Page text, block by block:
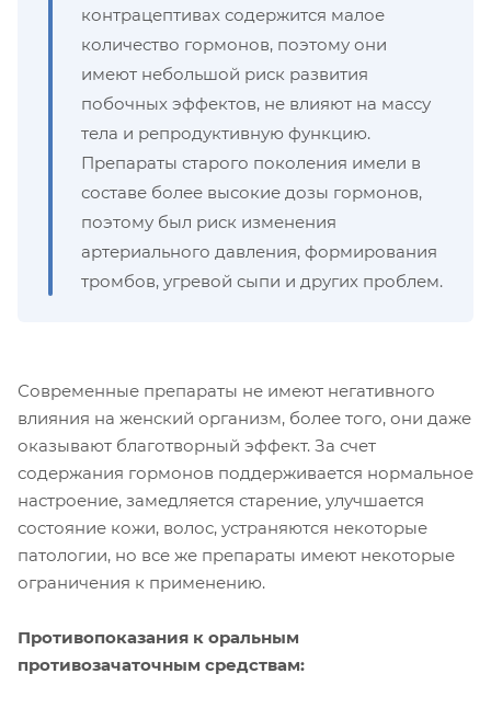
контрацептивах содержится малое
количество гормонов, поэтому они
имеют небольшой риск развития
побочных эффектов, не влияют на массу
тела и репродуктивную функцию.
Препараты старого поколения имели в
составе более высокие дозы гормонов,
поэтому был риск изменения
артериального давления, формирования
тромбов, угревой сыпи и других проблем.
Современные препараты не имеют негативного
влияния на женский организм, более того, они даже
оказывают благотворный эффект. За счет
содержания гормонов поддерживается нормальное
настроение, замедляется старение, улучшается
состояние кожи, волос, устраняются некоторые
патологии, но все же препараты имеют некоторые
ограничения к применению.
Противопоказания к оральным
противозачаточным средствам: